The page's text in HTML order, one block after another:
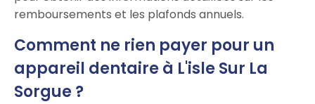
remboursements et les plafonds annuels.
Comment ne rien payer pour un
appareil dentaire à L'isle Sur La
Sorgue ?